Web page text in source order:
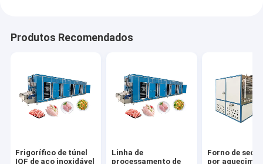
Produtos Recomendados
Frigorífico de túnel
IQF de aço inoxidável
Linha de
processamento de
Forno de
por